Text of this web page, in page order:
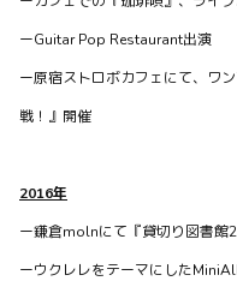
予約まだの方は↓の...
ーGuitar Pop Restaurant出演
ー原宿ストロボカフェにて、ワ
戦！』開催
2016年
ー鎌倉molnにて『貸切り図書館
ーウクレレをテーマにした